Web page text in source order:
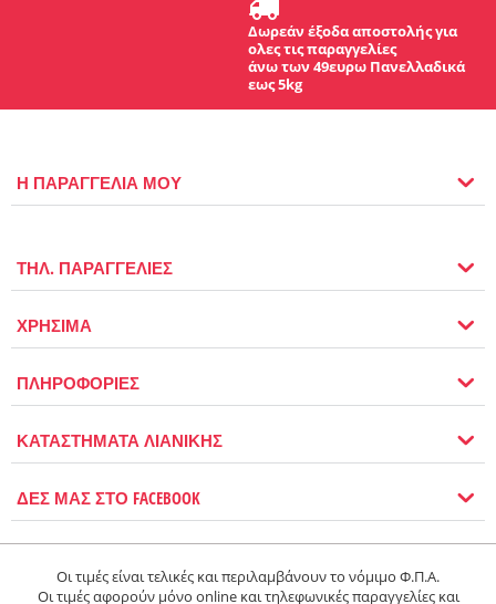
Δωρεάν έξοδα αποστολής για
ολες τις παραγγελίες
άνω των 49ευρω Πανελλαδικά
εως 5kg
Η ΠΑΡΑΓΓΕΛΙΑ ΜΟΥ
ΤΗΛ. ΠΑΡΑΓΓΕΛΙΕΣ
ΧΡΗΣΙΜΑ
ΠΛΗΡΟΦΟΡΙΕΣ
ΚΑΤΑΣΤΗΜΑΤΑ ΛΙΑΝΙΚΗΣ
ΔΕΣ ΜΑΣ ΣΤΟ FACEBOOK
Οι τιμές είναι τελικές και περιλαμβάνουν το νόμιμο Φ.Π.Α.
Οι τιμές αφορούν μόνο online και τηλεφωνικές παραγγελίες και